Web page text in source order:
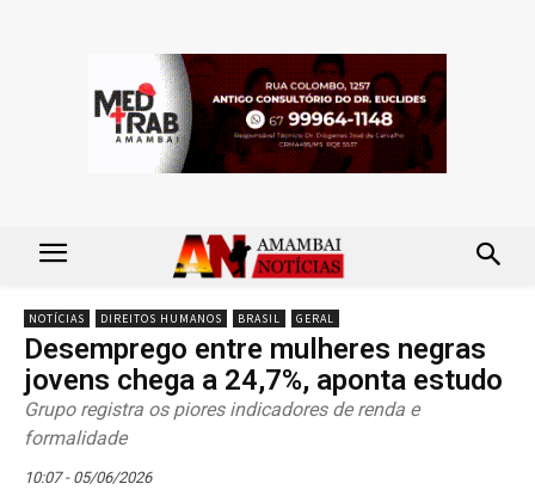
NOTÍCIAS DIREITOS HUMANOS BRASIL GERAL
Desemprego entre mulheres negras
jovens chega a 24,7%, aponta estudo
Grupo registra os piores indicadores de renda e
formalidade
10:07 - 05/06/2026